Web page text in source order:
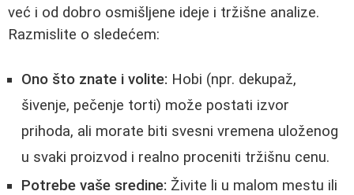
već i od dobro osmišljene ideje i tržišne analize.
Razmislite o sledećem:
Ono što znate i volite: Hobi (npr. dekupaž,
šivenje, pečenje torti) može postati izvor
prihoda, ali morate biti svesni vremena uloženog
u svaki proizvod i realno proceniti tržišnu cenu.
Potrebe vaše sredine: Živite li u malom mestu ili